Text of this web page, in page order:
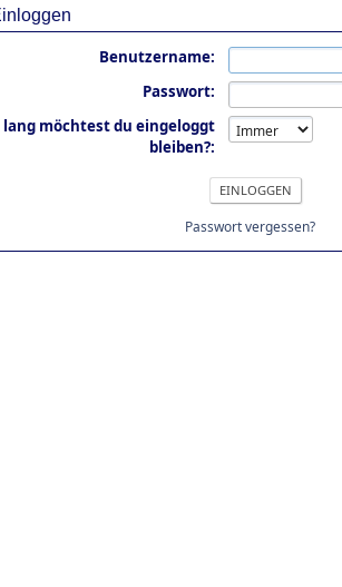
Benutzername:
Passwort:
lang möchtest du eingeloggt
bleiben?:
Passwort vergessen?